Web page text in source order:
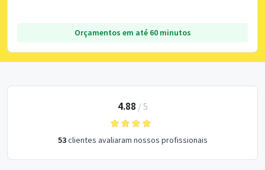
Orçamentos em até 60 minutos
4.88 / 5
53clientes avaliaram nossos profissionais